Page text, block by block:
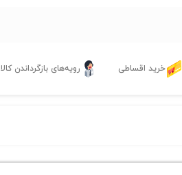
خرید اقساطی رویه‌های بازگرداندن کالا